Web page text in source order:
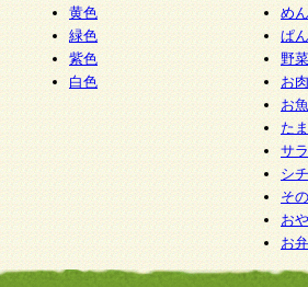
めにより、当社が本件により取得
の通知・開示・内容の訂正・追加
び第三者への提供の禁止（以下、
）に応じます。
る窓口は以下になります。
堂個人情報お客様相談窓口 paku-
えることは任意ですが、個人情報
ない場合には、当社のサービスの
・ご相談への対応ができない場合
黄色
緑色
紫色
白色
めん
ぱん
野
お
お
た
サ
シ
そ
お
お